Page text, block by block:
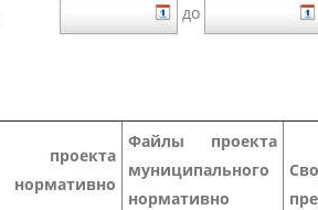
до
Файлы проекта
муниципального
нормативно